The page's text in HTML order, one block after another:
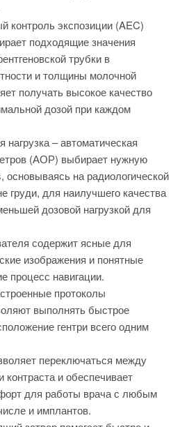
контроль экспозиции (AEC)
подходящие значения
трубки в
и толщины молочной
получать высокое качество
дозой при каждом
нагрузка – автоматическая
(АОР) выбирает нужную
на радиологической
груди, для наилучшего качества
дозовой нагрузкой для
содержит ясные для
изображения и понятные
процесс навигации.
протоколы
выполнять быстрое
гентри всего одним
переключаться между
и обеспечивает
для работы врача с любым
и имплантов.